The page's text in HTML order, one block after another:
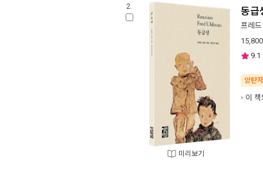
2.
미리보기
동급
프레
15,800
9.1
양탄
이